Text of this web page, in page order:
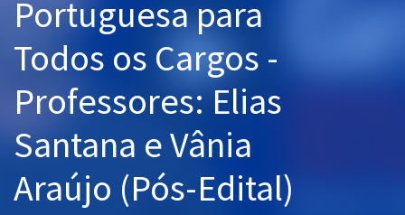
OAB
Mentorias
Questões grátis
Aprovados
Portuguesa para
Todos os Cargos -
Professores: Elias
Santana e Vânia
Araújo (Pós-Edital)